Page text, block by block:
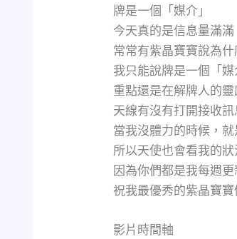
牌是一個「媒介」
今天真的是信息量滿滿
常常有紫晶寶寶說為
我只能說牌是一個「媒
重點還是在解牌人的靈
天線有沒有打開接收
當我沒體力的時候，
所以天使也會看我的
因為你們都是我每週
祝我最優秀的紫晶寶
影片時間軸